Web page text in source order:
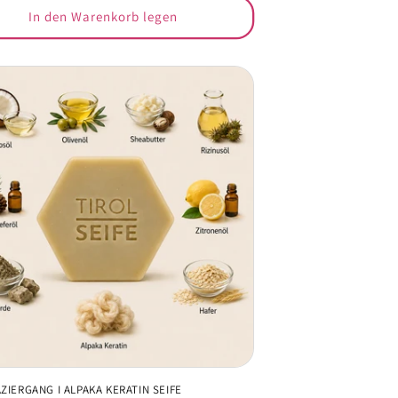
In den Warenkorb legen
I ALPAKA KERATIN SEIFE